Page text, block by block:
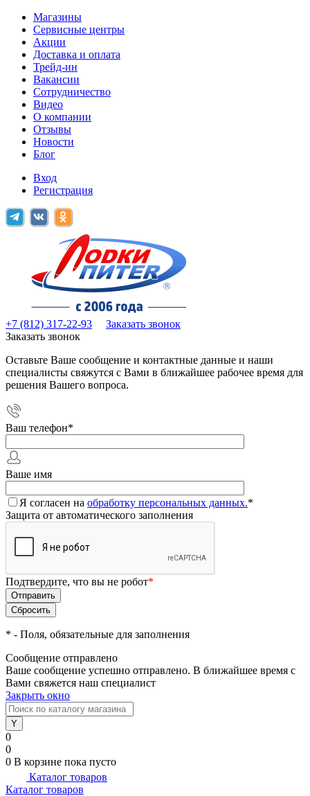
Магазины
Сервисные центры
Акции
Доставка и оплата
Трейд-ин
Вакансии
Сотрудничество
Видео
О компании
Отзывы
Новости
Блог
Вход
Регистрация
+7 (812) 317-22-93
Заказать звонок
Заказать звонок
Оставьте Ваше сообщение и контактные данные и наши
специалисты свяжутся с Вами в ближайшее рабочее время для
решения Вашего вопроса.
Ваш телефон*
Ваше имя
Я согласен на обработку персональных данных.*
Защита от автоматического заполнения
Подтвердите, что вы не робот*
* - Поля, обязательные для заполнения
Сообщение отправлено
Ваше сообщение успешно отправлено. В ближайшее время с
Вами свяжется наш специалист
Закрыть окно
0
0
0 В корзине пока пусто
Каталог товаров
Каталог товаров